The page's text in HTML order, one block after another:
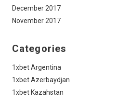
December 2017
November 2017
Categories
1xbet Argentina
1xbet Azerbaydjan
1xbet Kazahstan